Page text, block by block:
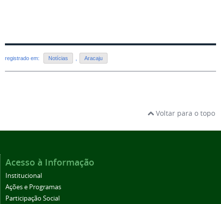
registrado em: Notícias Aracaju
Voltar para o topo
Acesso à Informação
Institucional
Ações e Programas
Participação Social